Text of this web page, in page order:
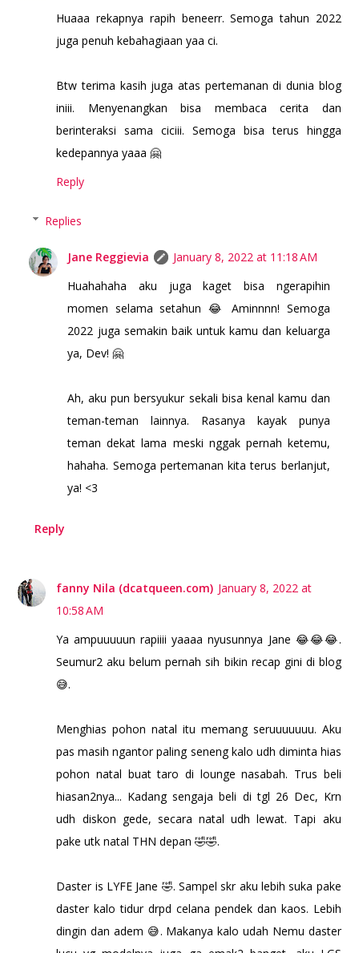
Huaaa rekapnya rapih beneerr. Semoga tahun 2022
juga penuh kebahagiaan yaa ci.
Btw terima kasih juga atas pertemanan di dunia blog
iniii. Menyenangkan bisa membaca cerita dan
berinteraksi sama ciciii. Semoga bisa terus hingga
kedepannya yaaa 🤗
Reply
Replies
Jane Reggievia
January 8, 2022 at 11:18 AM
Huahahaha aku juga kaget bisa ngerapihin
momen selama setahun 😂 Aminnnn! Semoga
2022 juga semakin baik untuk kamu dan keluarga
ya, Dev! 🤗
Ah, aku pun bersyukur sekali bisa kenal kamu dan
teman-teman lainnya. Rasanya kayak punya
teman dekat lama meski nggak pernah ketemu,
hahaha. Semoga pertemanan kita terus berlanjut,
ya! <3
Reply
fanny Nila (dcatqueen.com) January 8, 2022 at
10:58 AM
Ya ampuuuuun rapiiii yaaaa nyusunnya Jane 😂😂😂.
Seumur2 aku belum pernah sih bikin recap gini di blog
😅.
Menghias pohon natal itu memang seruuuuuuu. Aku
pas masih ngantor paling seneng kalo udh diminta hias
pohon natal buat taro di lounge nasabah. Trus beli
hiasan2nya... Kadang sengaja beli di tgl 26 Dec, Krn
udh diskon gede, secara natal udh lewat. Tapi aku
pake utk natal THN depan 🤣🤣.
Daster is LYFE Jane 🤣. Sampel skr aku lebih suka pake
daster kalo tidur drpd celana pendek dan kaos. Lebih
dingin dan adem 😅. Makanya kalo udah Nemu daster